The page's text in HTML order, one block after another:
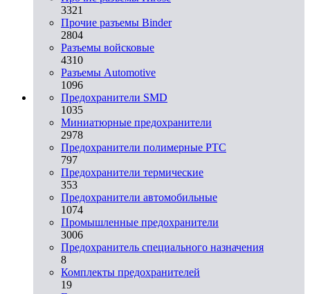
3321
Прочие разъемы Binder
2804
Разъемы войсковые
4310
Разъeмы Automotive
1096
Предохранители SMD
1035
Миниатюрные предохранители
2978
Предохранители полимерные PTC
797
Предохранители термические
353
Предохранители автомобильные
1074
Промышленные предохранители
3006
Предохранитель специального назначения
8
Комплекты предохранителей
19